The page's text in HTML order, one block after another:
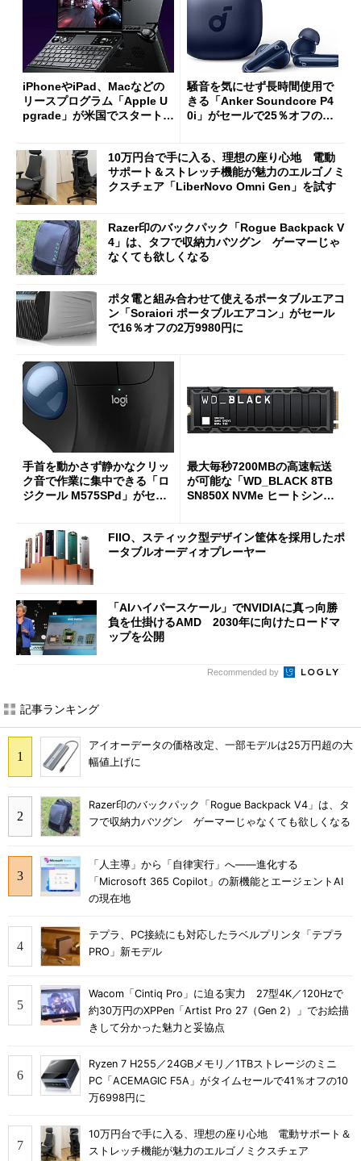
iPhoneやiPad、Macなどの
リースプログラム「Apple U
pgrade」が米国でスタート／
ut」が明...
騒音を気にせず長時間使用で
きる「Anker Soundcore P4
0i」がセールで25％オフの59
10万円台で手に入る、理想の座り心地 電動
サポート＆ストレッチ機能が魅力のエルゴノミ
クスチェア「LiberNovo Omni Gen」を試す
Razer印のバックパック「Rogue Backpack V
4」は、タフで収納力バツグン ゲーマーじゃ
なくても欲しくなる
ポタ電と組み合わせて使えるポータブルエアコ
ン「Soraiori ポータブルエアコン」がセール
で16％オフの2万9980円に
手首を動かさず静かなクリッ
ク音で作業に集中できる「ロ
ジクール M575SPd」がセー
最大毎秒7200MBの高速転送
が可能な「WD_BLACK 8TB
SN850X NVMe ヒートシンク
FIIO、スティック型デザイン筐体を採用したポ
ータブルオーディオプレーヤー
「AIハイパースケール」でNVIDIAに真っ向勝
負を仕掛けるAMD 2030年に向けたロードマ
ップを公開
Recommended by
記事ランキング
アイオーデータの価格改定、一部モデルは25万円超の大
幅値上げに
Razer印のバックパック「Rogue Backpack V4」は、タ
フで収納力バツグン ゲーマーじゃなくても欲しくなる
「人主導」から「自律実行」へ――進化する
「Microsoft 365 Copilot」の新機能とエージェントAI
の現在地
テプラ、PC接続にも対応したラベルプリンタ「テプラ
PRO」新モデル
Wacom「Cintiq Pro」に迫る実力 27型4K／120Hzで
約30万円のXPPen「Artist Pro 27（Gen 2）」でお絵描
きして分かった魅力と妥協点
Ryzen 7 H255／24GBメモリ／1TBストレージのミニ
PC「ACEMAGIC F5A」がタイムセールで41％オフの10
万6998円に
10万円台で手に入る、理想の座り心地 電動サポート＆
ストレッチ機能が魅力のエルゴノミクスチェア